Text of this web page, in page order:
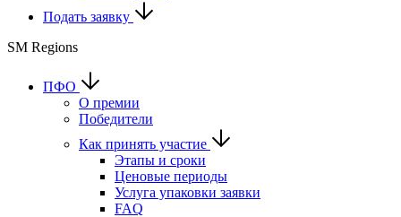
Подать заявку
SM Regions
ПФО
О премии
Победители
Как принять участие
Этапы и сроки
Ценовые периоды
Услуга упаковки заявки
FAQ